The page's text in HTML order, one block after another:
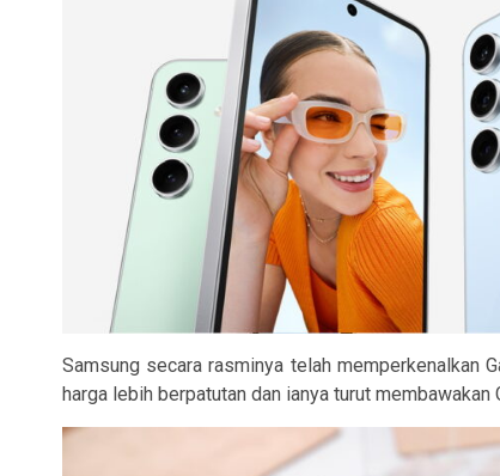
Samsung secara rasminya telah memperkenalkan
harga lebih berpatutan dan ianya turut membawakan